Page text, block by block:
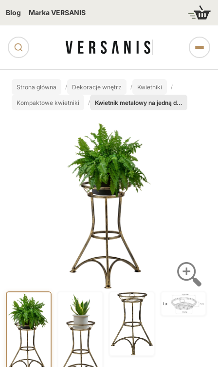
Blog Marka VERSANIS
Strona główna Dekoracje wnętrz Kwietniki
Kompaktowe kwietniki Kwietnik metalowy na jedną dużą donicę